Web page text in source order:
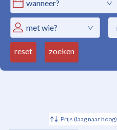
met wie?
reset zoeken
Prijs (laag naar hoog)